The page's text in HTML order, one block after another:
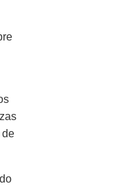
de